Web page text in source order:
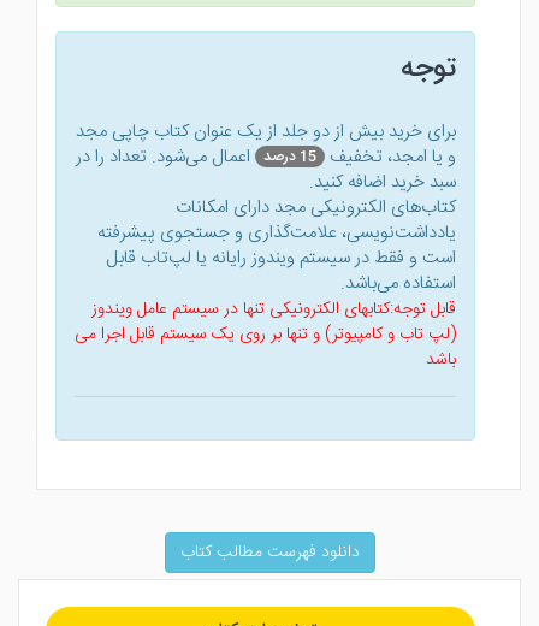
توجه
برای خرید بیش از دو جلد از یک عنوان کتاب‌ چاپی مجد
و یا امجد، تخفیف 15 درصد
اعمال می‌شود. تعداد را در
سبد خرید اضافه کنید.
کتاب‌های الکترونیکی مجد دارای امکانات
یادداشت‌نویسی، علامت‌گذاری و جستجوی پیشرفته
است و فقط در سیستم ویندوز رایانه یا لپ‌تاب قابل
استفاده می‌باشد.
قابل توجه:کتابهای الکترونیکی تنها در سیستم عامل ویندوز
(لپ تاب و کامپیوتر) و تنها بر روی یک سیستم قابل اجرا می
باشد
دانلود فهرست مطالب کتاب